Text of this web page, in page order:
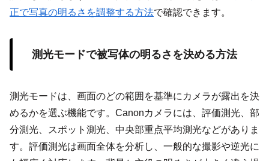
正で写真の明るさを調整する方法で確認できます。
測光モードで被写体の明るさを決める方法
測光モードは、画面のどの範囲を基準にカメラが露出を決
めるかを選ぶ機能です。Canonカメラには、評価測光、部
分測光、スポット測光、中央部重点平均測光などがありま
す。評価測光は画面全体を分析し、一般的な撮影や逆光に